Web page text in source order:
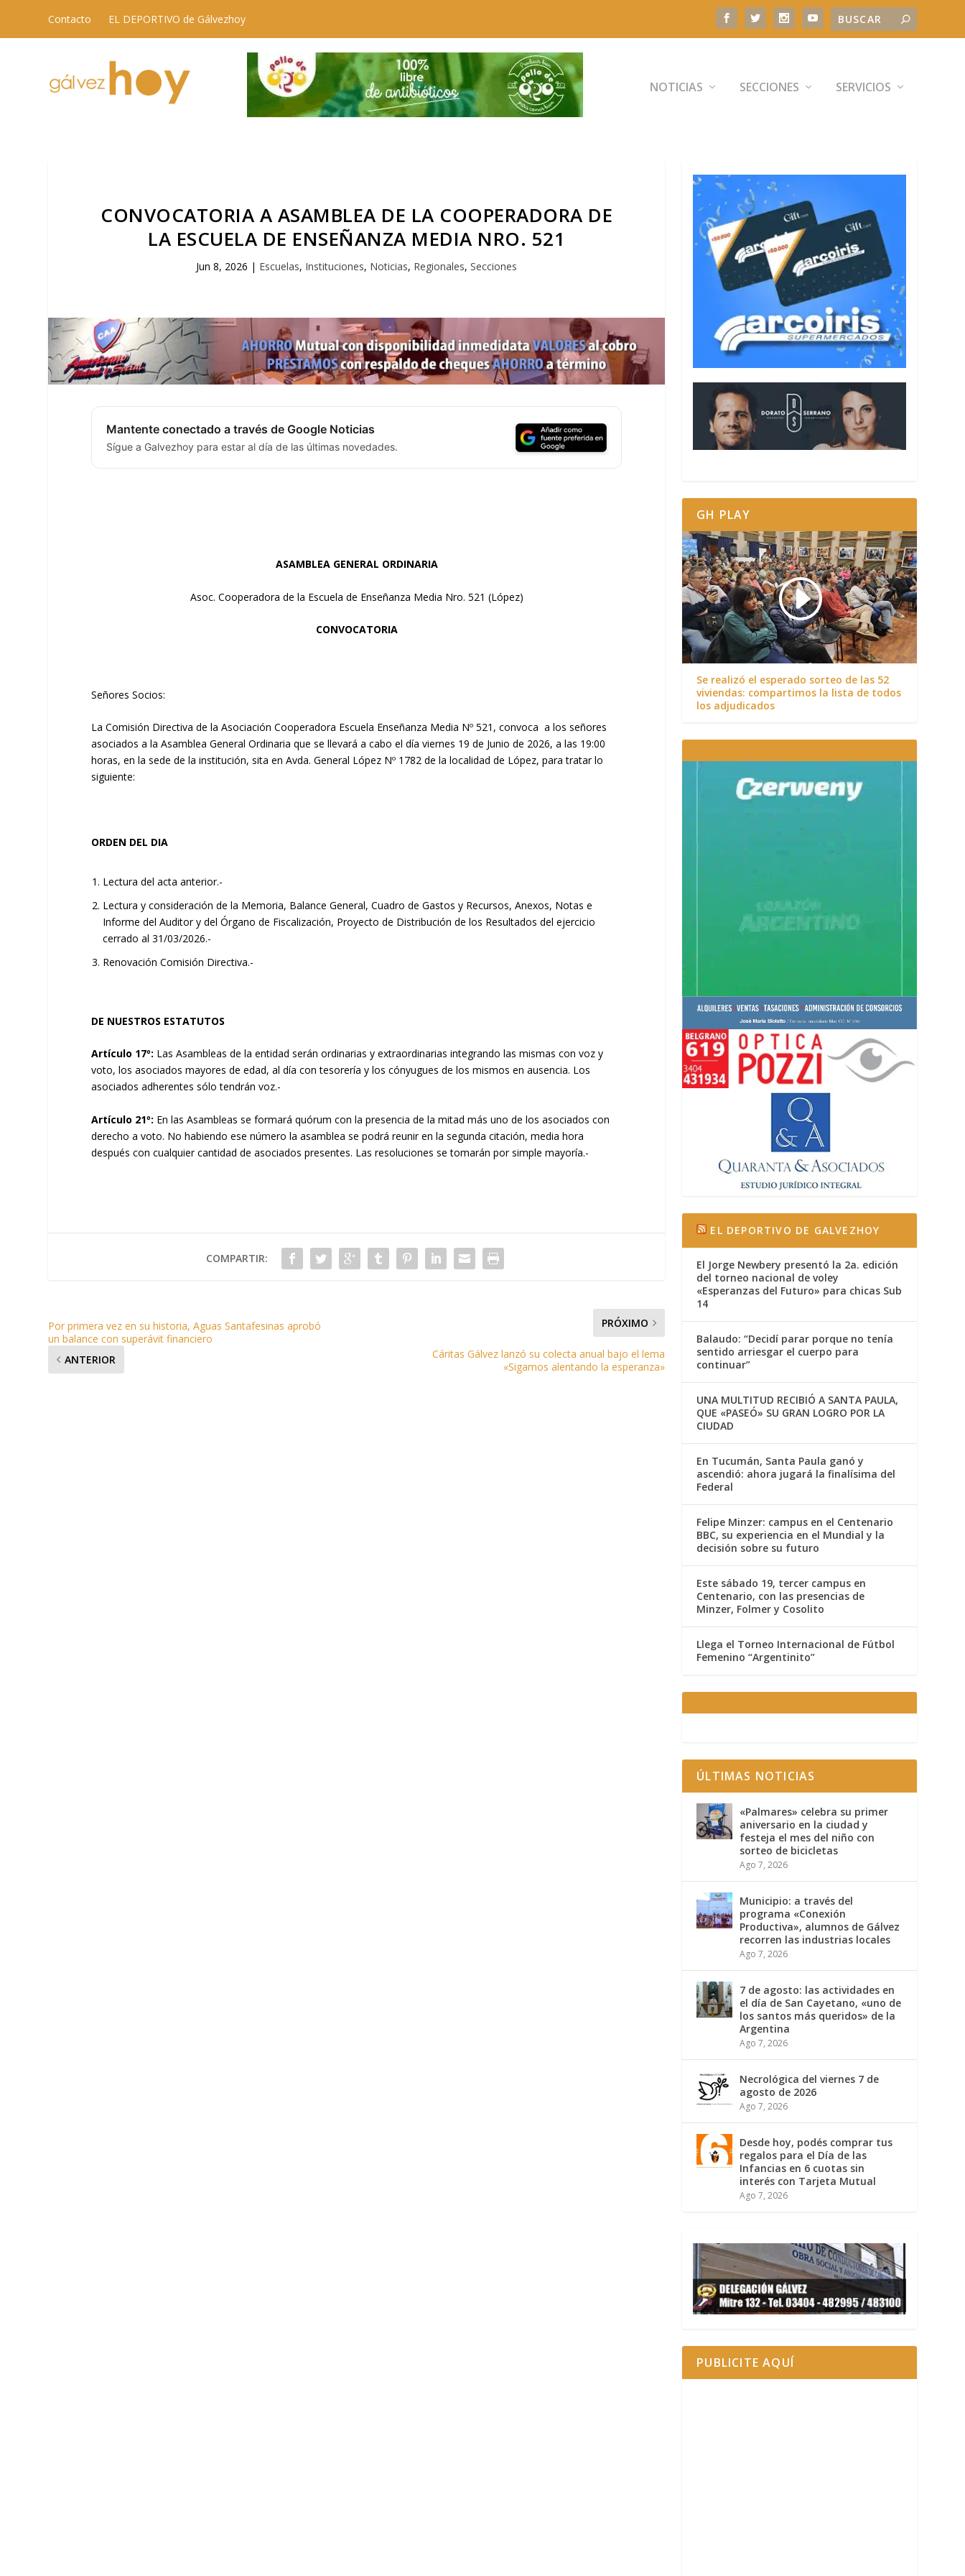
Contacto EL DEPORTIVO de Gálvezhoy
NOTICIAS SECCIONES SERVICIOS
CONVOCATORIA A ASAMBLEA DE LA COOPERADORA DE
LA ESCUELA DE ENSEÑANZA MEDIA NRO. 521
Jun 8, 2026 | Escuelas, Instituciones, Noticias, Regionales,Secciones
Mantente conectado a través de Google Noticias
Sígue a Galvezhoy para estar al día de las últimas novedades.
ASAMBLEA GENERAL ORDINARIA
Asoc. Cooperadora de la Escuela de Enseñanza Media Nro. 521 (López)
CONVOCATORIA
Señores Socios:
La Comisión Directiva de la Asociación Cooperadora Escuela Enseñanza Media Nº 521, convoca a los señores
asociados a la Asamblea General Ordinaria que se llevará a cabo el día viernes 19 de Junio de 2026, a las 19:00
horas, en la sede de la institución, sita en Avda. General López Nº 1782 de la localidad de López, para tratar lo
siguiente:
ORDEN DEL DIA
Lectura del acta anterior.-
Lectura y consideración de la Memoria, Balance General, Cuadro de Gastos y Recursos, Anexos, Notas e
Informe del Auditor y del Órgano de Fiscalización, Proyecto de Distribución de los Resultados del ejercicio
cerrado al 31/03/2026.-
Renovación Comisión Directiva.-
DE NUESTROS ESTATUTOS
Artículo 17º: Las Asambleas de la entidad serán ordinarias y extraordinarias integrando las mismas con voz y
voto, los asociados mayores de edad, al día con tesorería y los cónyugues de los mismos en ausencia. Los
asociados adherentes sólo tendrán voz.-
Artículo 21º: En las Asambleas se formará quórum con la presencia de la mitad más uno de los asociados con
derecho a voto. No habiendo ese número la asamblea se podrá reunir en la segunda citación, media hora
después con cualquier cantidad de asociados presentes. Las resoluciones se tomarán por simple mayoría.-
COMPARTIR:
Por primera vez en su historia, Aguas Santafesinas aprobó
un balance con superávit financiero
ANTERIOR
PRÓXIMO
Cáritas Gálvez lanzó su colecta anual bajo el lema
«Sigamos alentando la esperanza»
GH PLAY
Se realizó el esperado sorteo de las 52
viviendas: compartimos la lista de todos
los adjudicados
EL DEPORTIVO DE GALVEZHOY
El Jorge Newbery presentó la 2a. edición
del torneo nacional de voley
«Esperanzas del Futuro» para chicas Sub
14
Balaudo: “Decidí parar porque no tenía
sentido arriesgar el cuerpo para
continuar”
UNA MULTITUD RECIBIÓ A SANTA PAULA,
QUE «PASEÓ» SU GRAN LOGRO POR LA
CIUDAD
En Tucumán, Santa Paula ganó y
ascendió: ahora jugará la finalísima del
Federal
Felipe Minzer: campus en el Centenario
BBC, su experiencia en el Mundial y la
decisión sobre su futuro
Este sábado 19, tercer campus en
Centenario, con las presencias de
Minzer, Folmer y Cosolito
Llega el Torneo Internacional de Fútbol
Femenino “Argentinito”
ÚLTIMAS NOTICIAS
«Palmares» celebra su primer
aniversario en la ciudad y
festeja el mes del niño con
sorteo de bicicletas
Ago 7, 2026
Municipio: a través del
programa «Conexión
Productiva», alumnos de Gálvez
recorren las industrias locales
Ago 7, 2026
7 de agosto: las actividades en
el día de San Cayetano, «uno de
los santos más queridos» de la
Argentina
Ago 7, 2026
Necrológica del viernes 7 de
agosto de 2026
Ago 7, 2026
Desde hoy, podés comprar tus
regalos para el Día de las
Infancias en 6 cuotas sin
interés con Tarjeta Mutual
Ago 7, 2026
PUBLICITE AQUÍ